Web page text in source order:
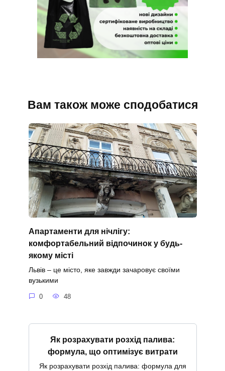
Вам також може сподобатися
Апартаменти для нічлігу:
комфортабельний відпочинок у будь-
якому місті
Львів – це місто, яке завжди зачаровує своїми
вузькими
0 48
Як розрахувати розхід палива:
формула, що оптимізує витрати
Як розрахувати розхід палива: формула для